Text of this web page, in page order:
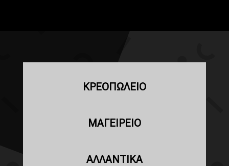
ΚΡΕΟΠΩΛΕΙΟ
ΜΑΓΕΙΡΕΙΟ
ΑΛΛΑΝΤΙΚΑ